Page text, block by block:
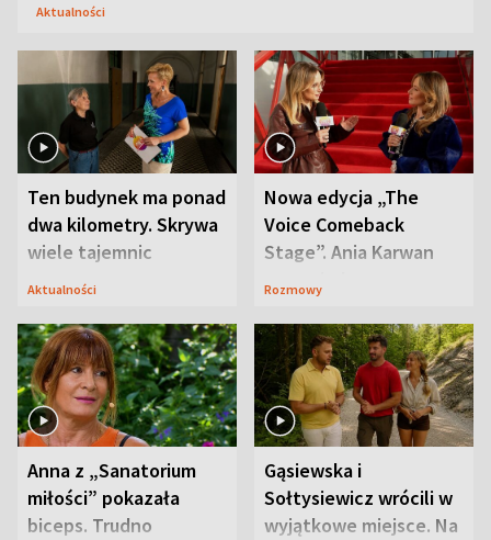
Aktualności
Ten budynek ma ponad
dwa kilometry. Skrywa
wiele tajemnic
Aktualności
Nowa edycja „The
Voice Comeback
Stage”. Ania Karwan
zapowiada
Rozmowy
Anna z „Sanatorium
miłości” pokazała
biceps. Trudno
Gąsiewska i
Sołtysiewicz wrócili w
wyjątkowe miejsce. Na